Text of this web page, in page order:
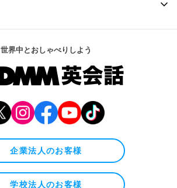
世界中とおしゃべりしよう
企業法人のお客様
学校法人のお客様